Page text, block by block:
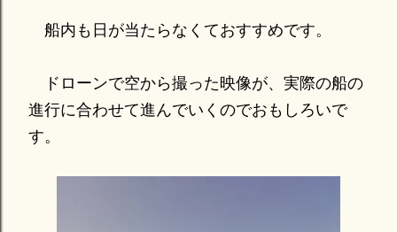
船内も日が当たらなくておすすめです。
ドローンで空から撮った映像が、実際の船の
進行に合わせて進んでいくのでおもしろいで
す。